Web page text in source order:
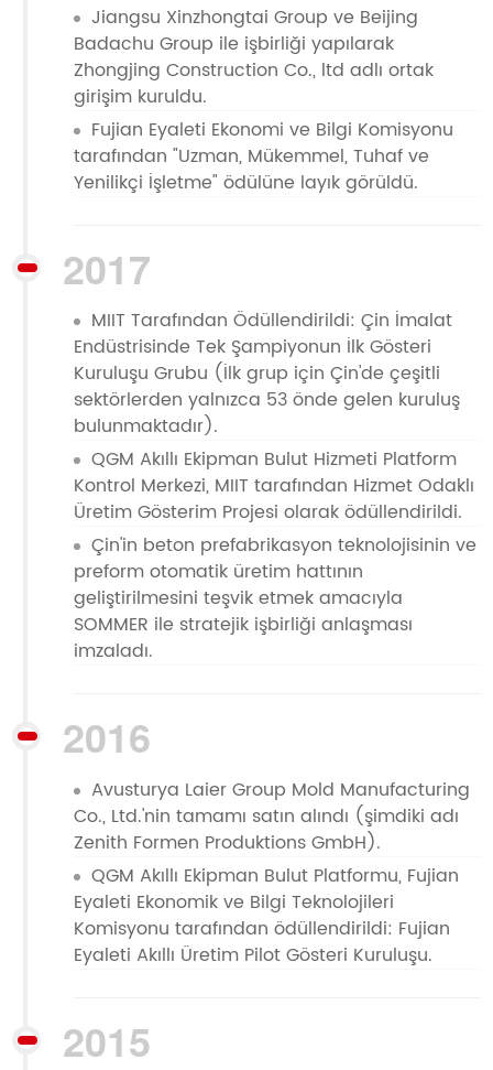
Jiangsu Xinzhongtai Group ve Beijing
Badachu Group ile işbirliği yapılarak
Zhongjing Construction Co., ltd adlı ortak
girişim kuruldu.
Fujian Eyaleti Ekonomi ve Bilgi Komisyonu
tarafından "Uzman, Mükemmel, Tuhaf ve
Yenilikçi İşletme" ödülüne layık görüldü.
2017
MIIT Tarafından Ödüllendirildi: Çin İmalat
Endüstrisinde Tek Şampiyonun İlk Gösteri
Kuruluşu Grubu (İlk grup için Çin'de çeşitli
sektörlerden yalnızca 53 önde gelen kuruluş
bulunmaktadır).
QGM Akıllı Ekipman Bulut Hizmeti Platform
Kontrol Merkezi, MIIT tarafından Hizmet Odaklı
Üretim Gösterim Projesi olarak ödüllendirildi.
Çin'in beton prefabrikasyon teknolojisinin ve
preform otomatik üretim hattının
geliştirilmesini teşvik etmek amacıyla
SOMMER ile stratejik işbirliği anlaşması
imzaladı.
2016
Avusturya Laier Group Mold Manufacturing
Co., Ltd.'nin tamamı satın alındı ​​(şimdiki adı
Zenith Formen Produktions GmbH).
QGM Akıllı Ekipman Bulut Platformu, Fujian
Eyaleti Ekonomik ve Bilgi Teknolojileri
Komisyonu tarafından ödüllendirildi: Fujian
Eyaleti Akıllı Üretim Pilot Gösteri Kuruluşu.
2015